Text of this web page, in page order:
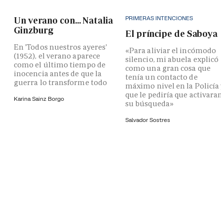
Un verano con... Natalia
Ginzburg
En 'Todos nuestros ayeres'
(1952), el verano aparece
como el último tiempo de
inocencia antes de que la
guerra lo transforme todo
Karina Sainz Borgo
PRIMERAS INTENCIONES
El príncipe de Saboya
«Para aliviar el incómodo
silencio, mi abuela explicó
como una gran cosa que
tenía un contacto de
máximo nivel en la Policía
que le pediría que
su búsqueda»
Salvador Sostres